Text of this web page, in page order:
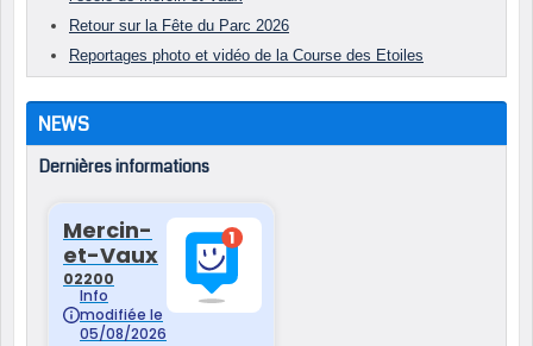
Retour sur la Fête du Parc 2026
Reportages photo et vidéo de la Course des Etoiles
NEWS
Dernières informations